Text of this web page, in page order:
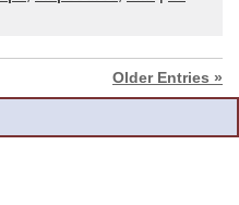
Older Entries »